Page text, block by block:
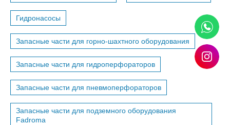
Гидронасосы
Запасные части для горно-шахтного оборудования
Запасные части для гидроперфораторов
Запасные части для пневмоперфораторов
Запасные части для подземного оборудования
Fadroma